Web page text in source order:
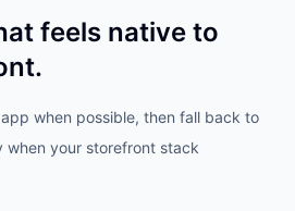
feels native to
when possible, then fall back to
when your storefront stack